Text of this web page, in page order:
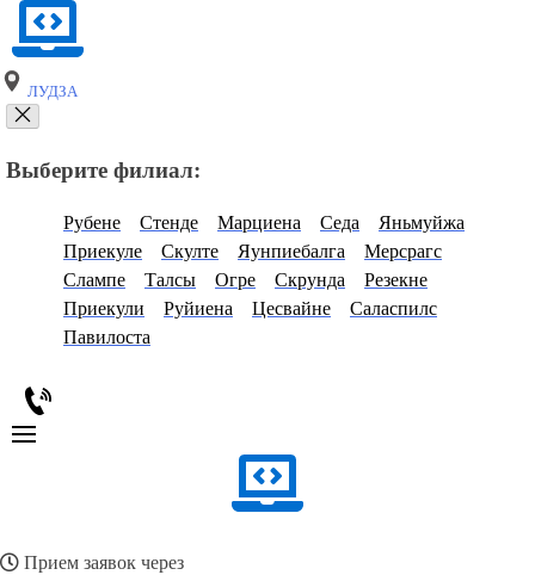
ЛУДЗА
Выберите филиал:
Рубене Стенде Марциена Седа
Яньмуйжа
Приекуле
Скулте Яунпиебалга
Мерсрагс
Слампе
Талсы Огре Скрунда
Резекне
Приекули
Руйиена Цесвайне
Саласпилс
Павилоста
Прием заявок через